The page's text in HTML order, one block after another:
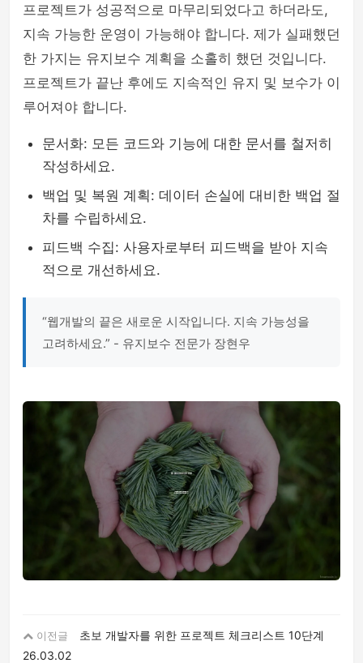
프로젝트가 성공적으로 마무리되었다고 하더라도,
지속 가능한 운영이 가능해야 합니다. 제가 실패했던
한 가지는 유지보수 계획을 소홀히 했던 것입니다.
프로젝트가 끝난 후에도 지속적인 유지 및 보수가 이
루어져야 합니다.
문서화: 모든 코드와 기능에 대한 문서를 철저히
작성하세요.
백업 및 복원 계획: 데이터 손실에 대비한 백업 절
차를 수립하세요.
피드백 수집: 사용자로부터 피드백을 받아 지속
적으로 개선하세요.
“웹개발의 끝은 새로운 시작입니다. 지속 가능성을
고려하세요.” - 유지보수 전문가 장현우
이전글
초보 개발자를 위한 프로젝트 체크리스트 10단계
26.03.02